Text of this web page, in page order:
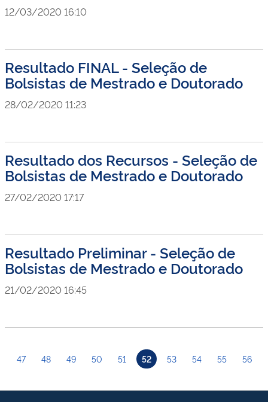
12/03/2020 16:10
Resultado FINAL - Seleção de
Bolsistas de Mestrado e Doutorado
28/02/2020 11:23
Resultado dos Recursos - Seleção de
Bolsistas de Mestrado e Doutorado
27/02/2020 17:17
Resultado Preliminar - Seleção de
Bolsistas de Mestrado e Doutorado
21/02/2020 16:45
47 48 49 50 51 52 53 54 55 56